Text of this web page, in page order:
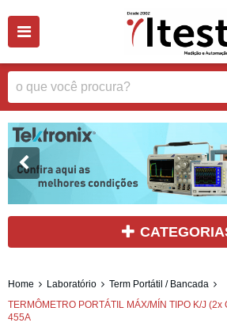
Home Laboratório
Term Portátil / Bancada
TERMÔMETRO PORTÁTIL MÁX/MÍN TIPO K/J (2x
455A